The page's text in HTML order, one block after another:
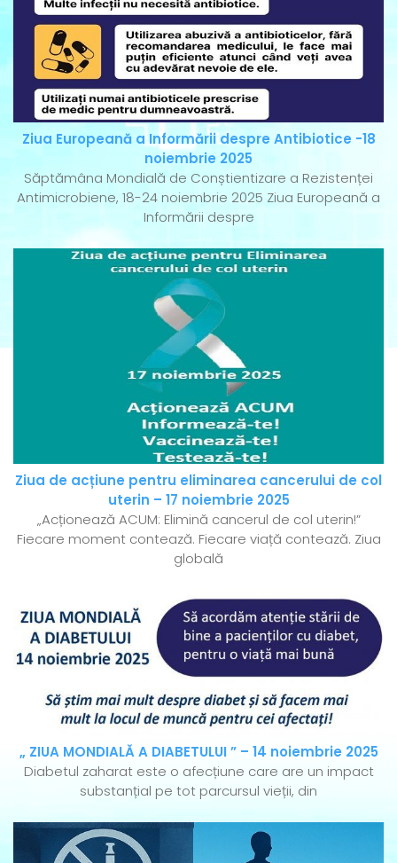
Ziua Europeană a Informării despre Antibiotice -18
noiembrie 2025
Săptămâna Mondială de Conștientizare a Rezistenței
Antimicrobiene, 18-24 noiembrie 2025 Ziua Europeană a
Informării despre
Ziua de acțiune pentru eliminarea cancerului de col
uterin – 17 noiembrie 2025
„Acționează ACUM: Elimină cancerul de col uterin!”
Fiecare moment contează. Fiecare viață contează. Ziua
globală
„ ZIUA MONDIALĂ A DIABETULUI ” – 14 noiembrie 2025
Diabetul zaharat este o afecțiune care are un impact
substanțial pe tot parcursul vieții, din